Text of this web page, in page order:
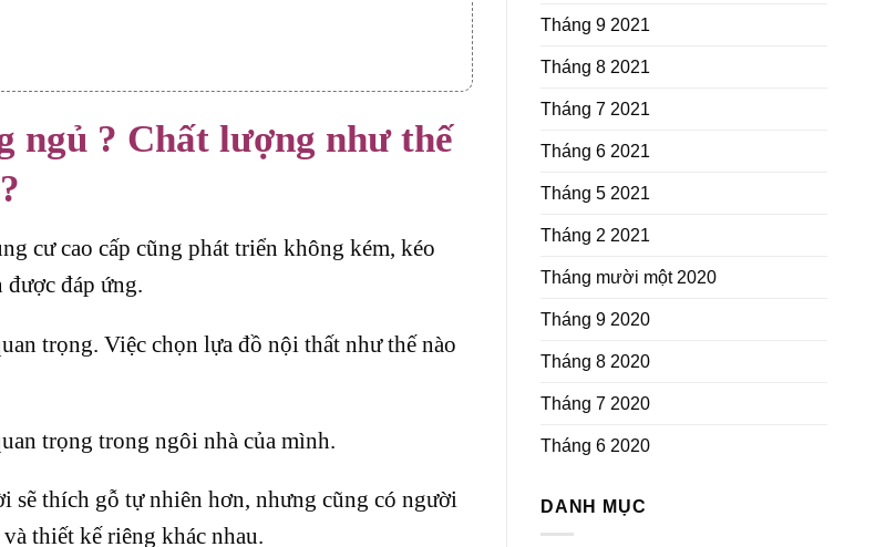
ngủ ? Chất lượng như thế
cư cao cấp cũng phát triển không kém, kéo
được đáp ứng.
trọng. Việc chọn lựa đồ nội thất như thế nào
trọng trong ngôi nhà của mình.
sẽ thích gỗ tự nhiên hơn, nhưng cũng có người
thiết kế riêng khác nhau.
Tháng 9 2021
Tháng 8 2021
Tháng 7 2021
Tháng 6 2021
Tháng 5 2021
Tháng 2 2021
Tháng mười một 2020
Tháng 9 2020
Tháng 8 2020
Tháng 7 2020
Tháng 6 2020
DANH MỤC